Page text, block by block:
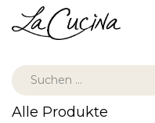
Alle Produkte